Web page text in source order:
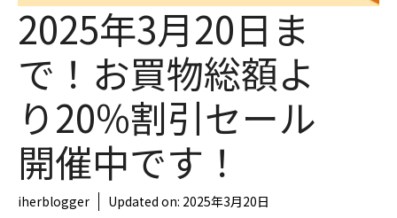
2025年3月20日ま
で！お買物総額よ
り20%割引セール
開催中です！
iherblogger Updated on: 2025年3月20日